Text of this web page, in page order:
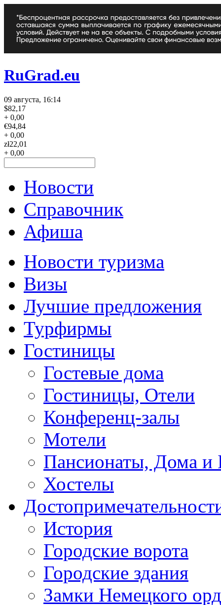
RuGrad.eu
09 августа, 16:14
$82,17
+ 0,00
€94,84
+ 0,00
zł22,01
+ 0,00
Новости
Справочник
Афиша
Новости туризма
Визы
Лучшие предложения
Турфирмы
Гостиницы
Гостевые дома
Гостиницы, Отели
Конференц-залы
Мотели
Пансионаты, Дома и
Хостелы
История
Городские ворота
Городские здания
Замки Немецкого